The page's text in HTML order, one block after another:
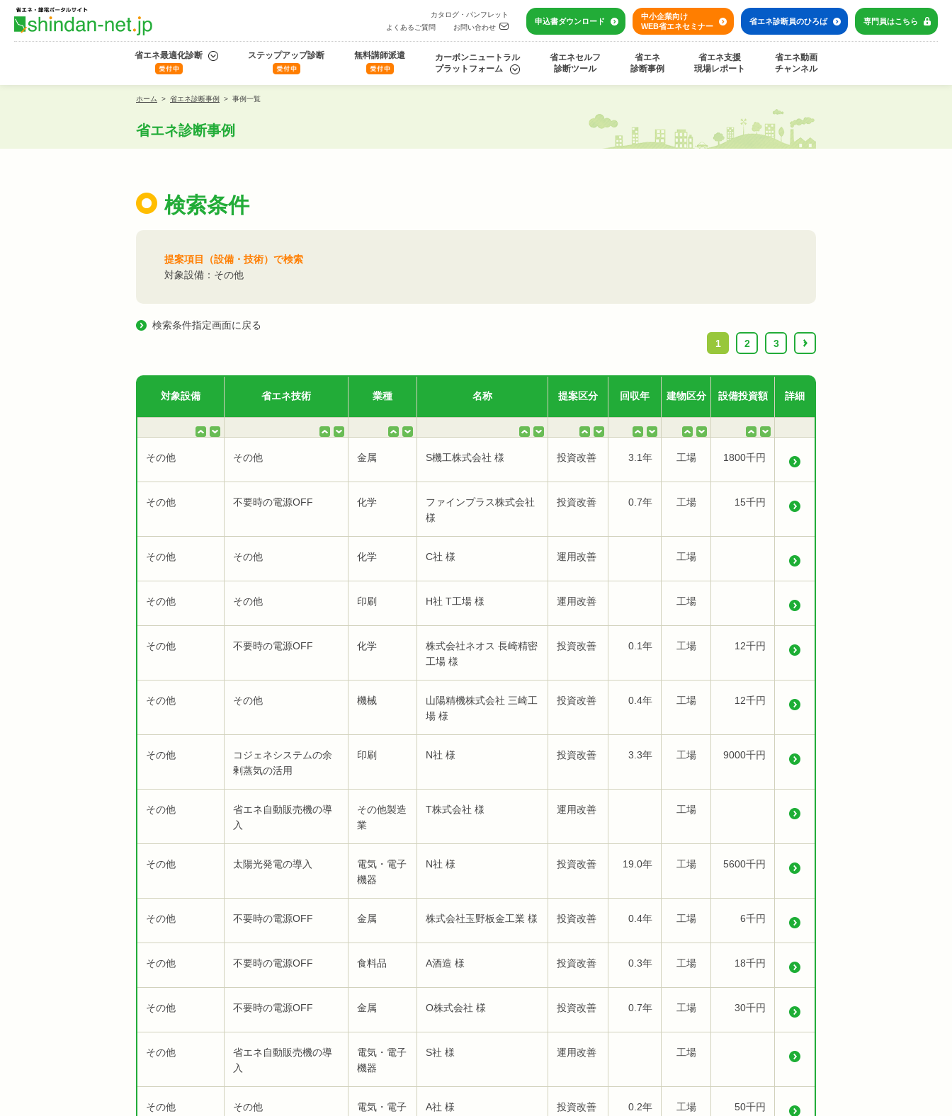
カタログ・パンフレット
よくあるご質問
お問い合わせ
申込書ダウンロード
中小企業向け
WEB省エネセミナー
省エネ診断員のひろば 専門員はこちら
省エネ最適化診断 ステップアップ診断 無料講師派遣
カーボンニュートラル
プラットフォーム
省エネセルフ
診断ツール
省エネ
診断事例
省エネ支援
現場レポート
省エネ動画
チャンネル
ホーム > 省エネ診断事例 > 事例一覧
省エネ診断事例
検索条件
提案項目（設備・技術）で検索
対象設備：その他
検索条件指定画面に戻る
1
2 3 ›
対象設備 省エネ技術 業種 名称 提案区分 回収年 建物区分 設備投資額 詳細
その他 その他 金属 S機工株式会社 様 投資改善 3.1年 工場 1800千円
その他 不要時の電源OFF 化学
ファインプラス株式会社
様
投資改善 0.7年 工場 15千円
その他 その他 化学 C社 様 運用改善 工場
その他 その他 印刷 H社 T工場 様 運用改善 工場
その他 不要時の電源OFF 化学
株式会社ネオス 長崎精密
工場 様
投資改善 0.1年 工場 12千円
その他 その他 機械
山陽精機株式会社 三崎工
場 様
投資改善 0.4年 工場 12千円
その他
コジェネシステムの余
剰蒸気の活用
印刷 N社 様 投資改善 3.3年 工場 9000千円
その他
省エネ自動販売機の導
入
その他製造
業
T株式会社 様 運用改善 工場
その他 太陽光発電の導入
電気・電子
機器
N社 様 投資改善 19.0年 工場 5600千円
その他 不要時の電源OFF 金属 株式会社玉野板金工業 様 投資改善 0.4年 工場 6千円
その他 不要時の電源OFF 食料品 A酒造 様 投資改善 0.3年 工場 18千円
その他 不要時の電源OFF 金属 O株式会社 様 投資改善 0.7年 工場 30千円
その他
省エネ自動販売機の導
入
電気・電子
機器
S社 様 運用改善 工場
その他 その他
電気・電子
A社 様 投資改善 0.2年 工場 50千円